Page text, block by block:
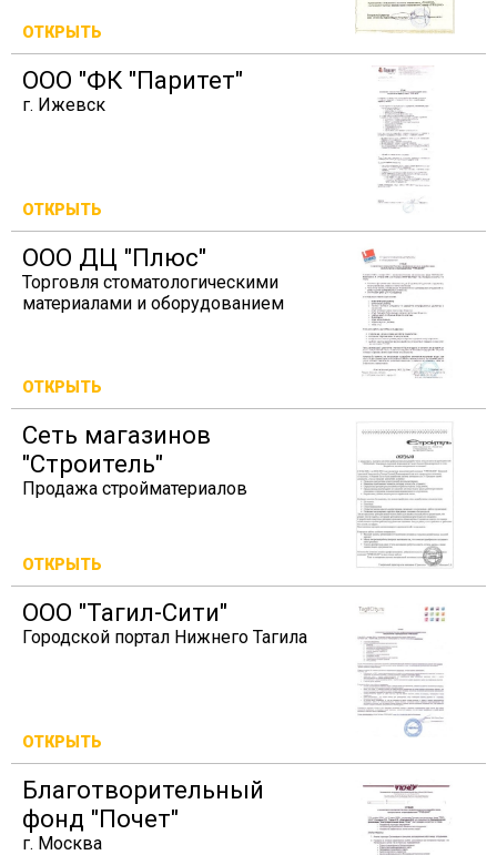
ОТКРЫТЬ
ООО "ФК "Паритет"
г. Ижевск
ОТКРЫТЬ
ООО ДЦ "Плюс"
Торговля стоматологическими
материалами и оборудованием
ОТКРЫТЬ
Сеть магазинов
"Строитель"
Продажа стройматериалов
ОТКРЫТЬ
ООО "Тагил-Сити"
Городской портал Нижнего Тагила
ОТКРЫТЬ
Благотворительный
фонд "Почет"
г. Москва